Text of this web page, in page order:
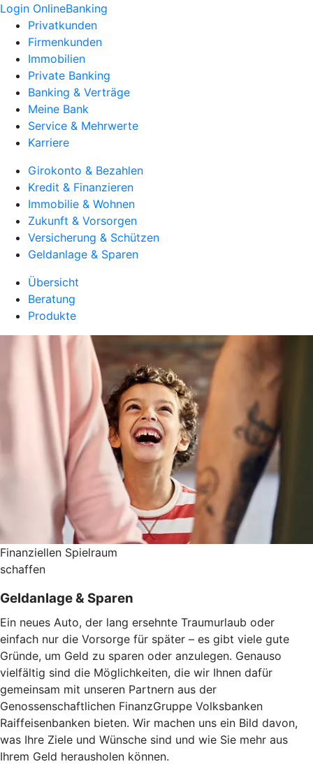
Login OnlineBanking
Privatkunden
Firmenkunden
Immobilien
Private Banking
Banking & Verträge
Meine Bank
Service & Mehrwerte
Karriere
Girokonto & Bezahlen
Kredit & Finanzieren
Immobilie & Wohnen
Zukunft & Vorsorgen
Versicherung & Schützen
Geldanlage & Sparen
Übersicht
Beratung
Produkte
Finanziellen Spielraum
schaffen
Geldanlage & Sparen
Ein neues Auto, der lang ersehnte Traumurlaub oder
einfach nur die Vorsorge für später – es gibt viele gute
Gründe, um Geld zu sparen oder anzulegen. Genauso
vielfältig sind die Möglichkeiten, die wir Ihnen dafür
gemeinsam mit unseren Partnern aus der
Genossenschaftlichen FinanzGruppe Volksbanken
Raiffeisenbanken bieten. Wir machen uns ein Bild davon,
was Ihre Ziele und Wünsche sind und wie Sie mehr aus
Ihrem Geld herausholen können.